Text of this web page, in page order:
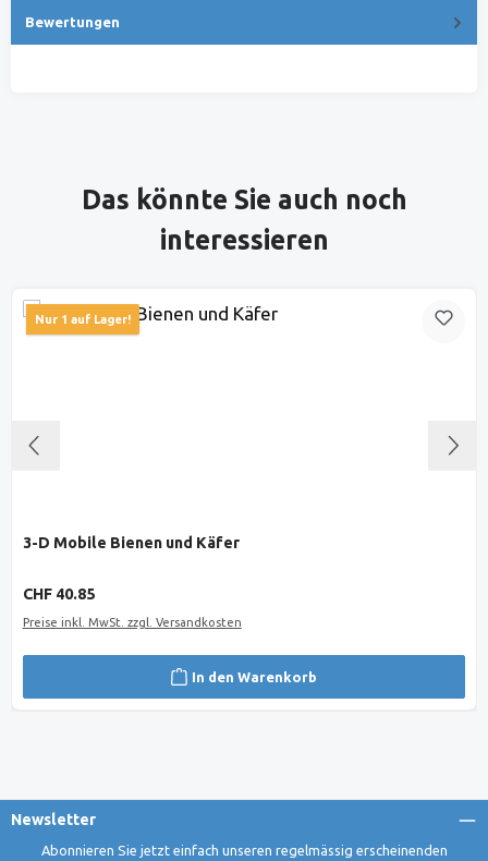
Bewertungen
Produktgalerie überspringen
Das könnte Sie auch noch
interessieren
Nur 1 auf Lager!
3-D Mobile Bienen und Käfer
Regulärer Preis:
CHF 40.85
Preise inkl. MwSt. zzgl. Versandkosten
In den Warenkorb
Newsletter
Abonnieren Sie jetzt einfach unseren regelmässig erscheinenden